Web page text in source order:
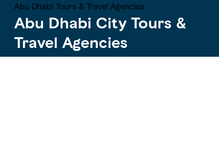
Abu Dhabi Tours & Travel Agencies
Abu Dhabi City Tours &
Travel Agencies